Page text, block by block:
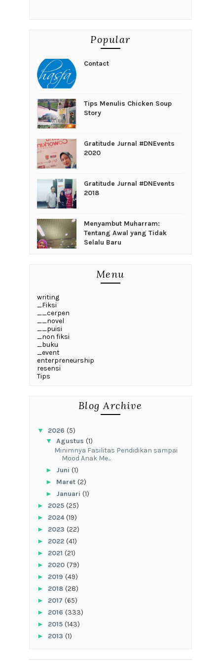
Popular
Contact
Tips Menulis Chicken Soup
Story
Gratitude Jurnal #DNEvents
2020
Gratitude Jurnal #DNEvents
2018
Menyambut Muharram:
Tentang Awal yang Tidak
Selalu Baru
Menu
writing
_Fiksi
__cerpen
__novel
__puisi
_non fiksi
_buku
_event
enterpreneurship
resensi
Tips
Blog Archive
▼ 2026 (5)
▼ Agustus (1)
‎Minimnya Fasilitas Pendidikan sampai
Mood Anak Me...
► Juni (1)
► Maret (2)
► Januari (1)
► 2025 (25)
► 2024(19)
► 2023 (22)
► 2022 (41)
► 2021 (21)
► 2020 (79)
► 2019 (49)
► 2018 (28)
► 2017 (65)
► 2016 (333)
► 2015 (143)
► 2013 (1)